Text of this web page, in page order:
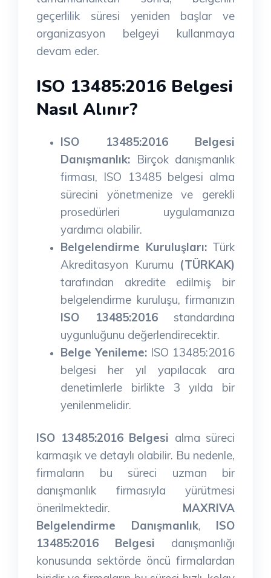
geçerlilik süresi yeniden başlar ve
organizasyon belgeyi kullanmaya
devam eder.
ISO 13485:2016 Belgesi
Nasıl Alınır?
ISO 13485:2016 Belgesi
Danışmanlık: Birçok danışmanlık
firması, ISO 13485 belgesi alma
sürecini yönetmenize ve gerekli
prosedürleri uygulamanıza
yardımcı olabilir.
Belgelendirme Kuruluşları:Türk
Akreditasyon Kurumu (TÜRKAK)
tarafından akredite edilmiş bir
belgelendirme kuruluşu, firmanızın
ISO 13485:2016standardına
uygunluğunu değerlendirecektir.
Belge Yenileme: ISO 13485:2016
belgesi her yıl yapılacak ara
denetimlerle birlikte 3 yılda bir
yenilenmelidir.
ISO 13485:2016 Belgesi alma süreci
karmaşık ve detaylı olabilir. Bu nedenle,
firmaların bu süreci uzman bir
danışmanlık firmasıyla yürütmesi
önerilmektedir. MAXRIVA
Belgelendirme Danışmanlık, ISO
13485:2016 Belgesi danışmanlığı
konusunda sektörde öncü firmalardan